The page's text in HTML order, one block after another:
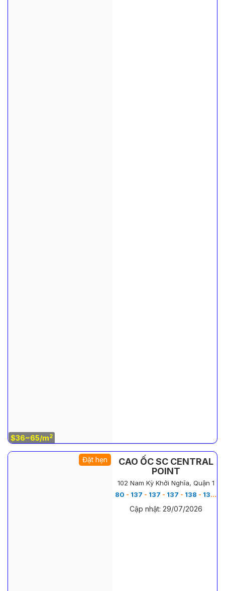
$36~65/m2
Đặt hẹn
CAO ỐC SC CENTRAL
POINT
102 Nam Kỳ Khởi Nghĩa, Quận 1
80 - 137 - 137 - 137 - 138 - 138 -
Cập nhật: 29/07/2026